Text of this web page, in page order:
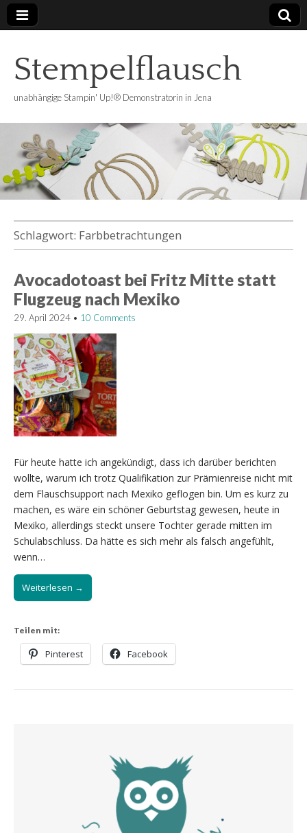
Stempelflausch
unabhängige Stampin' Up!® Demonstratorin in Jena
Schlagwort: Farbbetrachtungen
Avocadotoast bei Fritz Mitte statt
Flugzeug nach Mexiko
29. April 2024 • 10 Comments
Für heute hatte ich angekündigt, dass ich darüber berichten
wollte, warum ich trotz Qualifikation zur Prämienreise nicht mit
dem Flauschsupport nach Mexiko geflogen bin. Um es kurz zu
machen, es wäre ein schöner Geburtstag gewesen, heute in
Mexiko, allerdings steckt unsere Tochter gerade mitten im
Schulabschluss. Da hätte es sich mehr als falsch angefühlt,
wenn…
Weiterlesen →
Teilen mit:
Pinterest Facebook